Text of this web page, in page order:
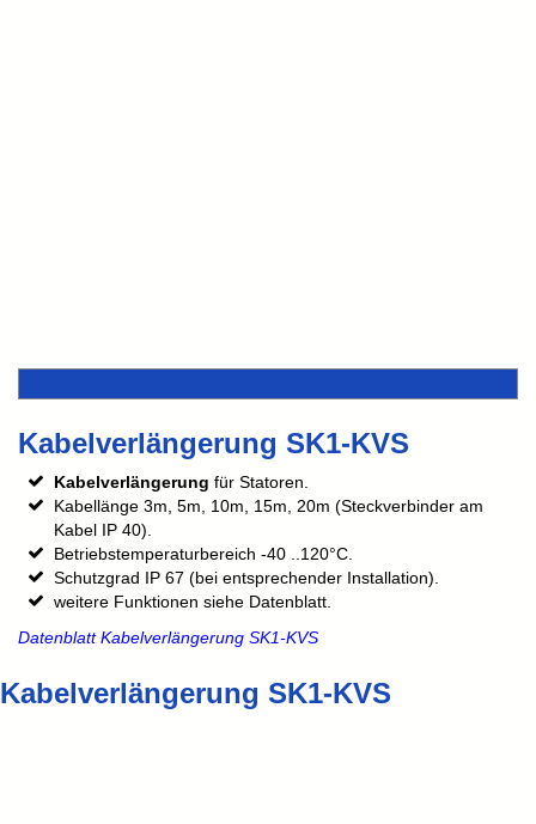
Kabelverlängerung SK1-KVS
Kabelverlängerung für Statoren.
Kabellänge 3m, 5m, 10m, 15m, 20m (Steckverbinder am
Kabel IP 40).
Betriebstemperaturbereich -40 ..120°C.
Schutzgrad IP 67 (bei entsprechender Installation).
weitere Funktionen siehe Datenblatt.
Datenblatt Kabelverlängerung SK1-KVS
Kabelverlängerung SK1-KVS